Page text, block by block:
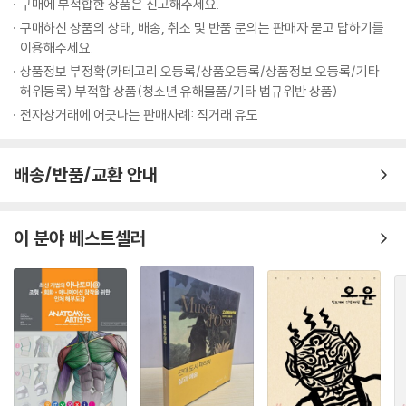
구매에 부적합한 상품은 신고해주세요.
구매하신 상품의 상태, 배송, 취소 및 반품 문의는 판매자 묻고 답하기를
이용해주세요.
상품정보 부정확(카테고리 오등록/상품오등록/상품정보 오등록/기타
허위등록) 부적합 상품(청소년 유해물품/기타 법규위반 상품)
전자상거래에 어긋나는 판매사례: 직거래 유도
배송/반품/교환 안내
이 분야 베스트셀러